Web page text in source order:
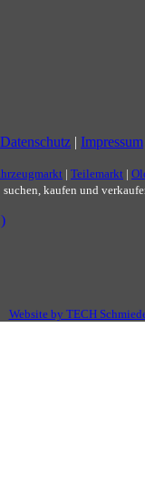
Datenschutz | Impressum
| Teilemarkt |
suchen, kaufen und
Website by TECH